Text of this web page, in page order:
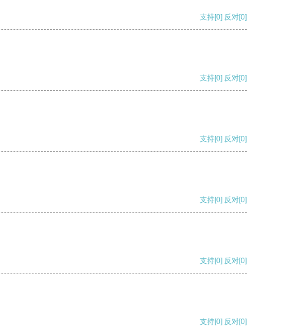
支持[0] 反对[0]
支持[0] 反对[0]
支持[0] 反对[0]
支持[0] 反对[0]
支持[0] 反对[0]
支持[0] 反对[0]